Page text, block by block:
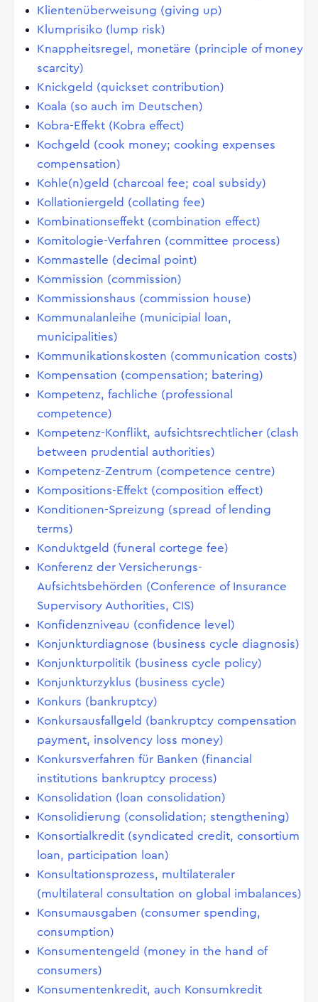
Klientenüberweisung (giving up)
Klumprisiko (lump risk)
Knappheitsregel, monetäre (principle of money
scarcity)
Knickgeld (quickset contribution)
Koala (so auch im Deutschen)
Kobra-Effekt (Kobra effect)
Kochgeld (cook money; cooking expenses
compensation)
Kohle(n)geld (charcoal fee; coal subsidy)
Kollationiergeld (collating fee)
Kombinationseffekt (combination effect)
Komitologie-Verfahren (committee process)
Kommastelle (decimal point)
Kommission (commission)
Kommissionshaus (commission house)
Kommunalanleihe (municipial loan,
municipalities)
Kommunikationskosten (communication costs)
Kompensation (compensation; batering)
Kompetenz, fachliche (professional
competence)
Kompetenz-Konflikt, aufsichtsrechtlicher (clash
between prudential authorities)
Kompetenz-Zentrum (competence centre)
Kompositions-Effekt (composition effect)
Konditionen-Spreizung (spread of lending
terms)
Konduktgeld (funeral cortege fee)
Konferenz der Versicherungs-
Aufsichtsbehörden (Conference of Insurance
Supervisory Authorities, CIS)
Konfidenzniveau (confidence level)
Konjunkturdiagnose (business cycle diagnosis)
Konjunkturpolitik (business cycle policy)
Konjunkturzyklus (business cycle)
Konkurs (bankruptcy)
Konkursausfallgeld (bankruptcy compensation
payment, insolvency loss money)
Konkursverfahren für Banken (financial
institutions bankruptcy process)
Konsolidation (loan consolidation)
Konsolidierung (consolidation; stengthening)
Konsortialkredit (syndicated credit, consortium
loan, participation loan)
Konsultationsprozess, multilateraler
(multilateral consultation on global imbalances)
Konsumausgaben (consumer spending,
consumption)
Konsumentengeld (money in the hand of
consumers)
Konsumentenkredit, auch Konsumkredit